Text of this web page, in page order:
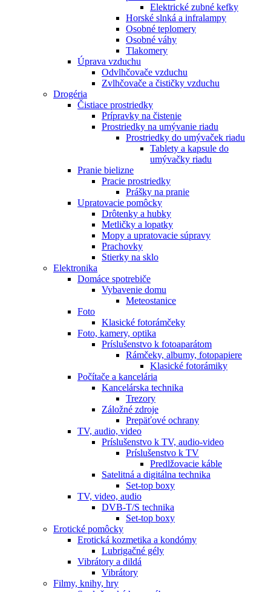
Elektrické zubné kefky
Horské slnká a infralampy
Osobné teplomery
Osobné váhy
Tlakomery
Úprava vzduchu
Odvlhčovače vzduchu
Zvlhčovače a čističky vzduchu
Drogéria
Čistiace prostriedky
Prípravky na čistenie
Prostriedky na umývanie riadu
Prostriedky do umývaček riadu
Tablety a kapsule do
umývačky riadu
Pranie bielizne
Pracie prostriedky
Prášky na pranie
Upratovacie pomôcky
Drôtenky a hubky
Metličky a lopatky
Mopy a upratovacie súpravy
Prachovky
Stierky na sklo
Elektronika
Domáce spotrebiče
Vybavenie domu
Meteostanice
Foto
Klasické fotorámčeky
Foto, kamery, optika
Príslušenstvo k fotoaparátom
Rámčeky, albumy, fotopapiere
Klasické fotorámiky
Počítače a kancelária
Kancelárska technika
Trezory
Záložné zdroje
Prepäťové ochrany
TV, audio, video
Príslušenstvo k TV, audio-video
Príslušenstvo k TV
Predlžovacie káble
Satelitná a digitálna technika
Set-top boxy
TV, video, audio
DVB-T/S technika
Set-top boxy
Erotické pomôcky
Erotická kozmetika a kondómy
Lubrigačné gély
Vibrátory a dildá
Vibrátory
Filmy, knihy, hry